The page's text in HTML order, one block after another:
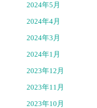
2024年5月
2024年4月
2024年3月
2024年1月
2023年12月
2023年11月
2023年10月